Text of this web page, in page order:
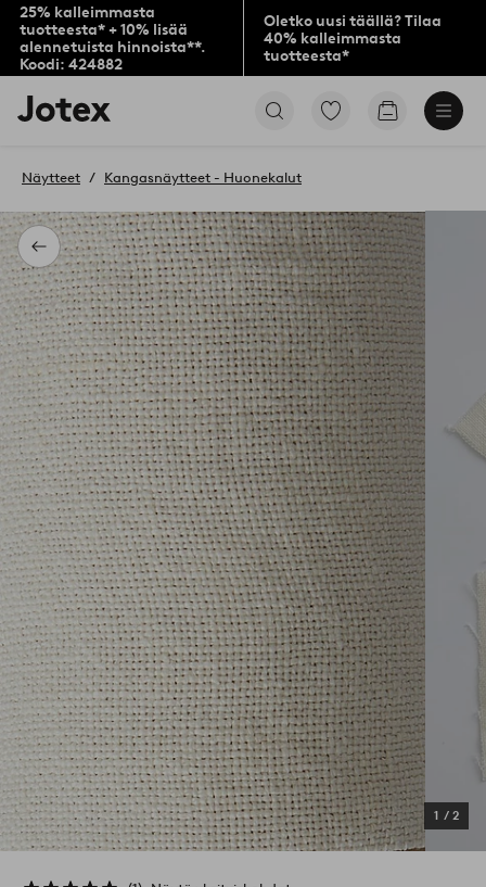
25% kalleimmasta
tuotteesta* + 10% lisää
alennetuista hinnoista**.
Koodi: 424882
Oletko uusi täällä? Tilaa
40% kalleimmasta
tuotteesta*
Jotex-
logo
aloitussivulle
Siirry
Siirry
Takaisin
Näytteet Kangasnäytteet - Huonekalut
1 / 2